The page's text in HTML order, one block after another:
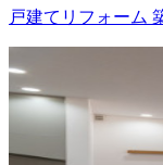
戸建てリフォーム